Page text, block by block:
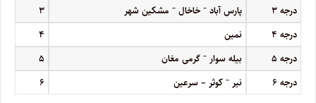
درجه۳ پارس آباد– خاخال– مشکین شهر
۳
درجه ۴ نمین
۴
درجه ۵ بیله سوار– گرمی مغان
۵
درجه ۶ نیر– کوثر – سرعین ۶